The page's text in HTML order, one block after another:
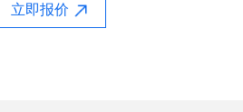
立即报价